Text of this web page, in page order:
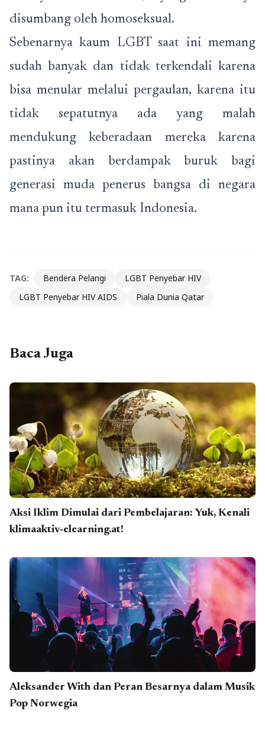
disumbang oleh homoseksual.
Sebenarnya kaum LGBT saat ini memang
sudah banyak dan tidak terkendali karena
bisa menular melalui pergaulan, karena itu
tidak sepatutnya ada yang malah
mendukung keberadaan mereka karena
pastinya akan berdampak buruk bagi
generasi muda penerus bangsa di negara
mana pun itu termasuk Indonesia.
TAG: Bendera Pelangi
LGBT Penyebar HIV
LGBT Penyebar HIV AIDS
Piala Dunia Qatar
Baca Juga
Aksi Iklim Dimulai dari Pembelajaran: Yuk, Kenali
klimaaktiv-elearning.at!
Aleksander With dan Peran Besarnya dalam Musik
Pop Norwegia